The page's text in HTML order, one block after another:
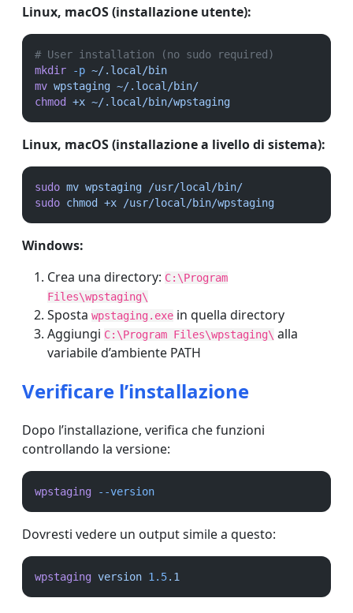
Linux, macOS (installazione utente):
# User installation (no sudo required)
mkdir
-p ~/.local/bin
mv wpstaging ~/.local/bin/
chmod
+x ~/.local/bin/wpstaging
Linux, macOS (installazione a livello di sistema):
sudo mv wpstaging
/usr/local/bin/
sudo chmod +x /usr/local/bin/wpstaging
Windows:
Crea una directory: C:\Program
Files\wpstaging\
Sposta wpstaging.exe in quella directory
Aggiungi C:\Program Files\wpstaging\ alla
variabile d’ambiente PATH
Verificare l’installazione
Dopo l’installazione, verifica che funzioni
controllando la versione:
wpstaging --version
Dovresti vedere un output simile a questo:
wpstaging version 1.5.1